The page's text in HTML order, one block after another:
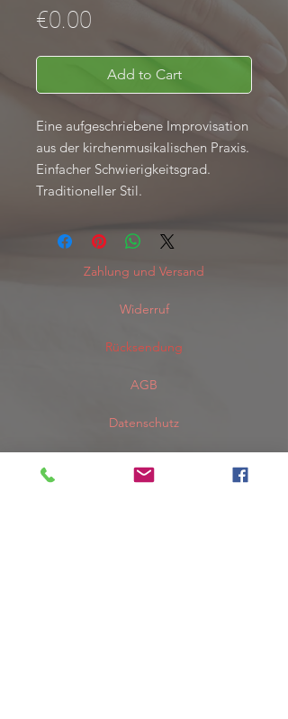
€0.00
Add to Cart
Eine aufgeschriebene Improvisation
aus der kirchenmusikalischen Praxis.
Einfacher Schwierigkeitsgrad.
Traditioneller Stil.
Zahlung und Versand
Widerruf
Rücksendung
AGB
Datenschutz
Do Not Sell My Personal Information